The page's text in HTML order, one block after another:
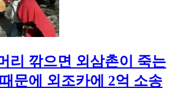
리 깎으면 외삼촌이 죽는
문에 외조카에 2억 소송